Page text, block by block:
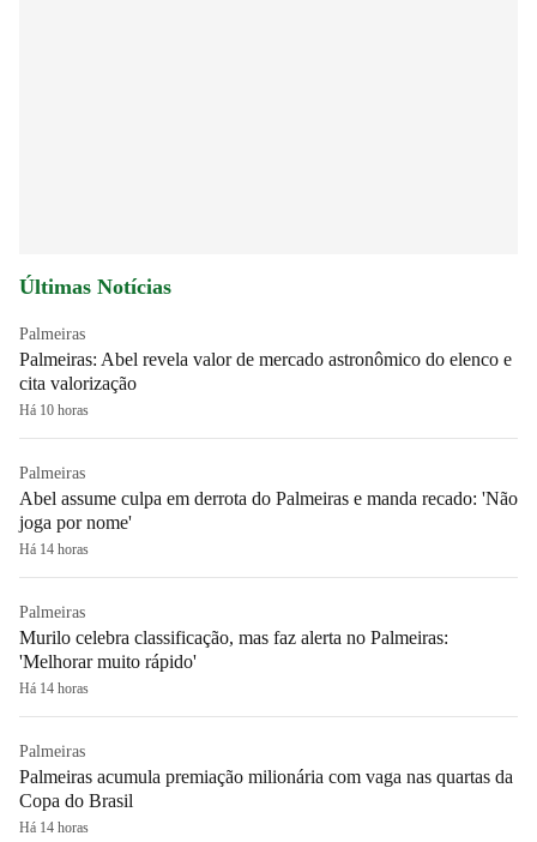
Últimas Notícias
Palmeiras
Palmeiras: Abel revela valor de mercado astronômico do elenco e
cita valorização
Há 10 horas
Palmeiras
Abel assume culpa em derrota do Palmeiras e manda recado: 'Não
joga por nome'
Há 14 horas
Palmeiras
Murilo celebra classificação, mas faz alerta no Palmeiras:
'Melhorar muito rápido'
Há 14 horas
Palmeiras
Palmeiras acumula premiação milionária com vaga nas quartas da
Copa do Brasil
Há 14 horas